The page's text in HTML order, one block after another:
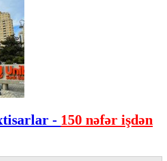
- 150 nəfər işdən